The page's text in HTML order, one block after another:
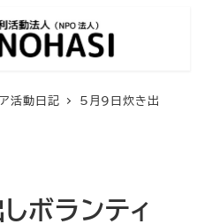
活動日記
5月9日炊き出
ボランティ